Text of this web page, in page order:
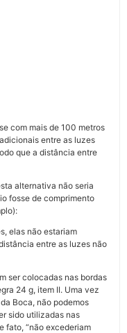
com mais de 100 metros
entre as luzes
que a distância entre
alternativa não seria
fosse de comprimento
elas não estariam
entre as luzes não
ser colocadas nas bordas
24 g, item II. Uma vez
Boca, não podemos
sido utilizadas nas
fato, “não excederiam